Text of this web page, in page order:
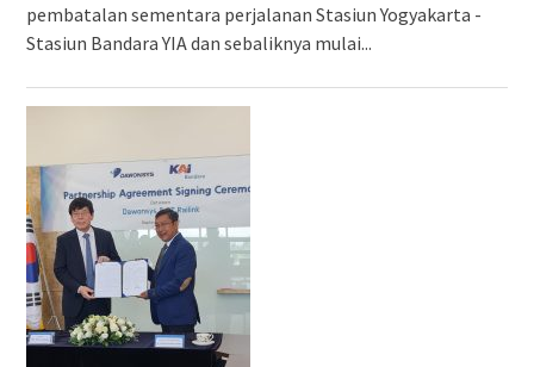
pembatalan sementara perjalanan Stasiun Yogyakarta -
Stasiun Bandara YIA dan sebaliknya mulai...